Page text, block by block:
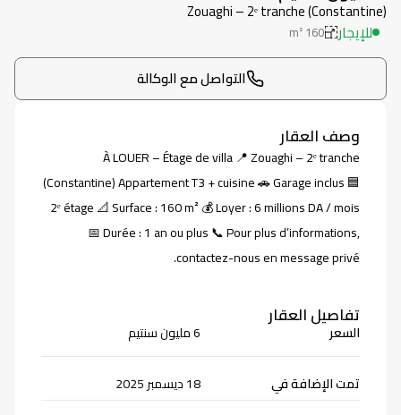
Zouaghi – 2ᵉ tranche (Constantine)
للإيجار 160
التواصل مع الوكالة
وصف العقار
À LOUER – Étage de villa 📍 Zouaghi – 2ᵉ tranche
(Constantine) Appartement T3 + cuisine 🚗 Garage inclus 🟦
2ᵉ étage 📐 Surface : 160 m² 💰 Loyer : 6 millions DA / mois
📅 Durée : 1 an ou plus 📞 Pour plus d’informations,
contactez-nous en message privé.
تفاصيل العقار
السعر 6 مليون سنتيم
تمت الإضافة في
18 ديسمبر 2025